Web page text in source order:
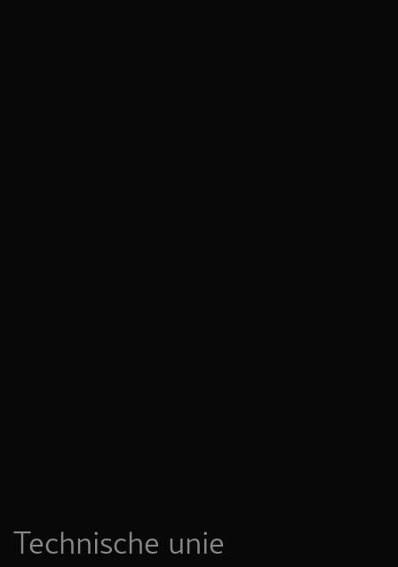
Technische unie